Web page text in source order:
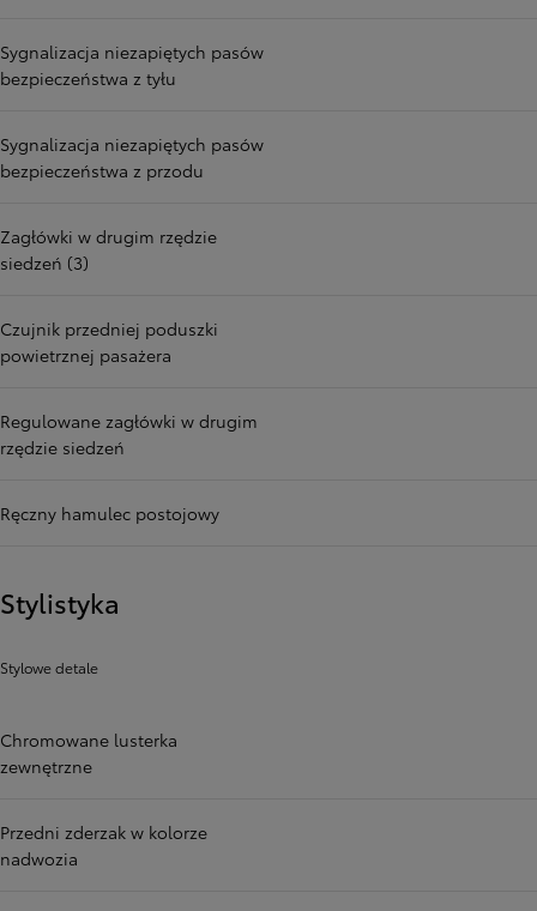
Sygnalizacja niezapiętych pasów
bezpieczeństwa z tyłu
Sygnalizacja niezapiętych pasów
bezpieczeństwa z przodu
Zagłówki w drugim rzędzie
siedzeń (3)
Czujnik przedniej poduszki
powietrznej pasażera
Regulowane zagłówki w drugim
rzędzie siedzeń
Ręczny hamulec postojowy
Stylistyka
Stylowe detale
Chromowane lusterka
zewnętrzne
Przedni zderzak w kolorze
nadwozia